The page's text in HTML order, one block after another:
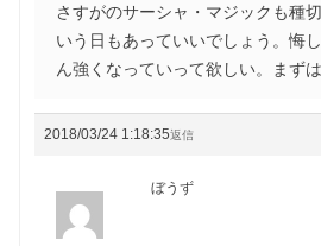
さすがのサーシャ・マジックも種
いう日もあっていいでしょう。悔
ん強くなっていって欲しい。まず
2018/03/24 1:18:35返信
ぼうず